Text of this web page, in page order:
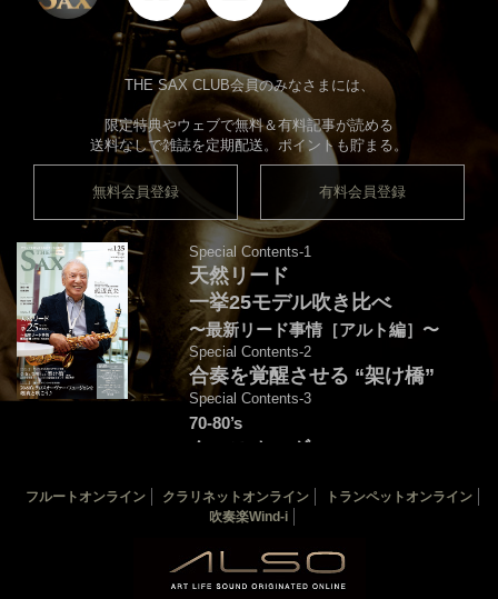
THE SAX CLUB会員のみなさまには、
限定特典やウェブで無料＆有料記事が読める
送料なしで雑誌を定期配送。ポイントも貯まる。
無料会員登録 有料会員登録
Special Contents-1
天然リード
一挙25モデル吹き比べ
〜最新リード事情［アルト編］〜
Special Contents-2
合奏を覚醒させる “架け橋”
Special Contents-3
70-80’s
クロスオーヴァー・
音源連動：演奏＆解説by後藤天太
カバー：渡辺貞夫
THE SAX バックナンバー
フルートオンライン クラリネットオンライン
トランペットオンライン
吹奏楽Wind-i